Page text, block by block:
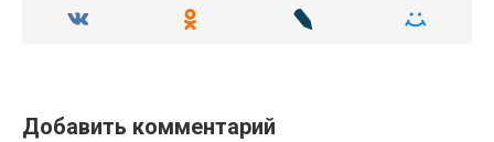
Добавить комментарий